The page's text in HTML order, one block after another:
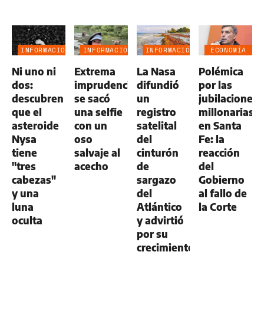
INFORMACIÓN
Ni uno ni
dos:
descubren
que el
asteroide
Nysa
tiene
"tres
cabezas"
y una
luna
oculta
INFORMACIÓN
Extrema
imprudencia:
se sacó
una selfie
con un
oso
salvaje al
acecho
INFORMACIÓN
La Nasa
difundió
un
registro
satelital
del
cinturón
de
sargazo
del
Atlántico
y advirtió
por su
crecimiento
ECONOMÍA
AGRO
Polémica
por las
jubilaciones
millonarias
en Santa
Fe: la
reacción
del
Gobierno
al fallo de
la Corte